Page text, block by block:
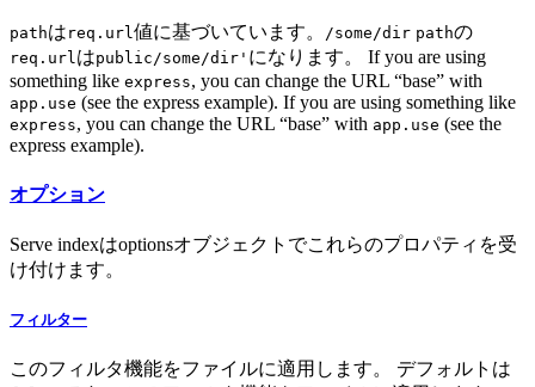
pathは req.url値に基づいています。 /some/dir pathの
req.urlはpublic/some/dir' になります。 If you are using
something like express, you can change the URL “base” with
app.use (see the express example). If you are using something like
express, you can change the URL “base” with app.use (see the
express example).
オプション
Serve indexはoptionsオブジェクトでこれらのプロパティを受
け付けます。
フィルター
このフィルタ機能をファイルに適用します。 デフォルトは